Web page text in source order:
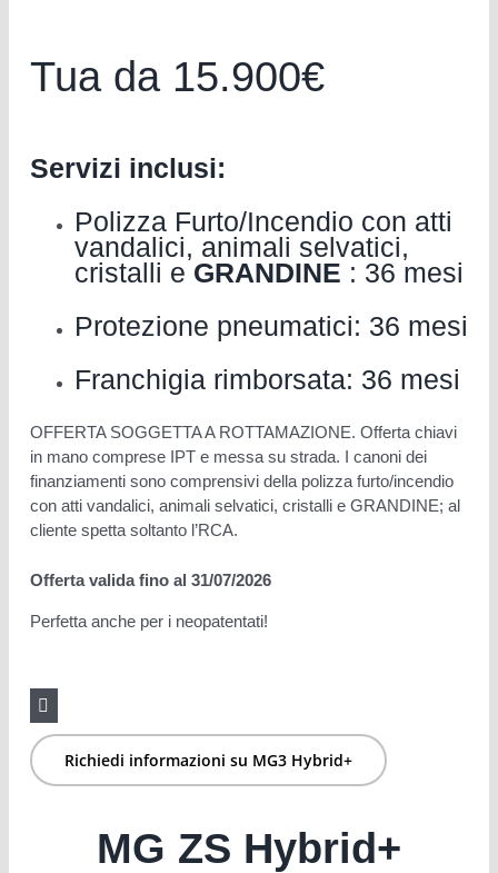
Tua da 15.900€
Servizi inclusi:
Polizza Furto/Incendio con atti
vandalici, animali selvatici,
cristalli e GRANDINE : 36 mesi
Protezione pneumatici: 36 mesi
Franchigia rimborsata: 36 mesi
OFFERTA SOGGETTA A ROTTAMAZIONE. Offerta chiavi
in mano comprese IPT e messa su strada. I canoni dei
finanziamenti sono comprensivi della polizza furto/incendio
con atti vandalici, animali selvatici, cristalli e GRANDINE; al
cliente spetta soltanto l’RCA.
Offerta valida fino al 31/07/2026
Perfetta anche per i neopatentati!
Richiedi informazioni su MG3 Hybrid+
MG ZS Hybrid+